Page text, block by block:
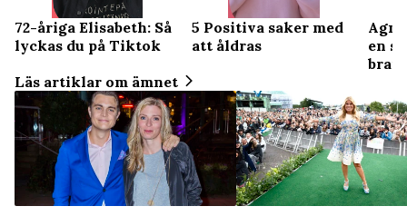
72-åriga Elisabeth: Så
lyckas du på Tiktok
5 Positiva saker med
att åldras
en
Läs artiklar om ämnet